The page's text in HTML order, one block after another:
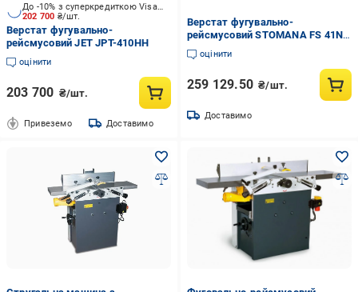
202 700 ₴/шт.
До -10% з суперкредиткою Visa Вигода
Верстат фугувально-
рейсмусовий JET JPT-410HH
оцінити
203 700 ₴/шт.
Привеземо Доставимо
Верстат фугувально-
рейсмусовий STOMANA FS 41N
(2735150027)
оцінити
259 129.50 ₴/шт.
Доставимо